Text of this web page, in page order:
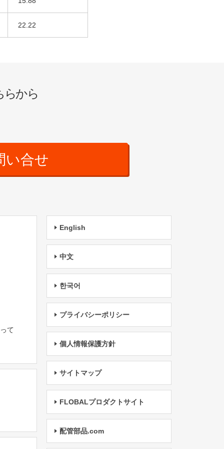
22.22
らから
い合せ
て
English
中文
한국어
プライバシーポリシー
個人情報保護方針
サイトマップ
FLOBALプロダクトサイト
配管部品.com